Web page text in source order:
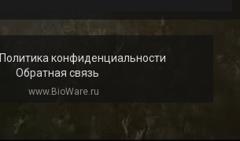
Политика конфиденциальности
Обратная связь
www.BioWare.ru